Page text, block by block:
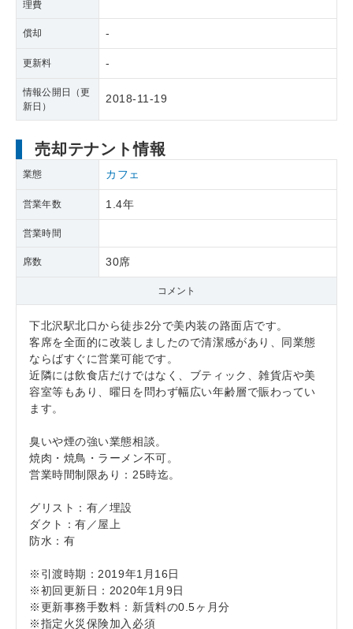
理費
償却 -
更新料 -
情報公開日（更
新日）
2018-11-19
売却テナント情報
業態 カフェ
営業年数 1.4年
営業時間
席数 30席
コメント
下北沢駅北口から徒歩2分で美内装の路面店です。
客席を全面的に改装しましたので清潔感があり、同業態
ならばすぐに営業可能です。
近隣には飲食店だけではなく、ブティック、雑貨店や美
容室等もあり、曜日を問わず幅広い年齢層で賑わってい
ます。
臭いや煙の強い業態相談。
焼肉・焼鳥・ラーメン不可。
営業時間制限あり：25時迄。
グリスト：有／埋設
ダクト：有／屋上
防水：有
※引渡時期：2019年1月16日
※初回更新日：2020年1月9日
※更新事務手数料：新賃料の0.5ヶ月分
※指定火災保険加入必須